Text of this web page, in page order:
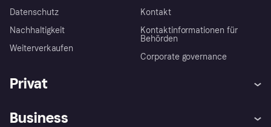
Datenschutz
Nachhaltigkeit
Weiterverkaufen
Kontakt
Kontaktinformationen für
Behörden
Corporate governance
Privat
Business